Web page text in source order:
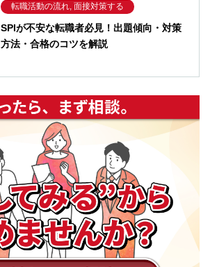
転職活動の流れ, 面接対策する
SPIが不安な転職者必見！出題傾向・対策
方法・合格のコツを解説